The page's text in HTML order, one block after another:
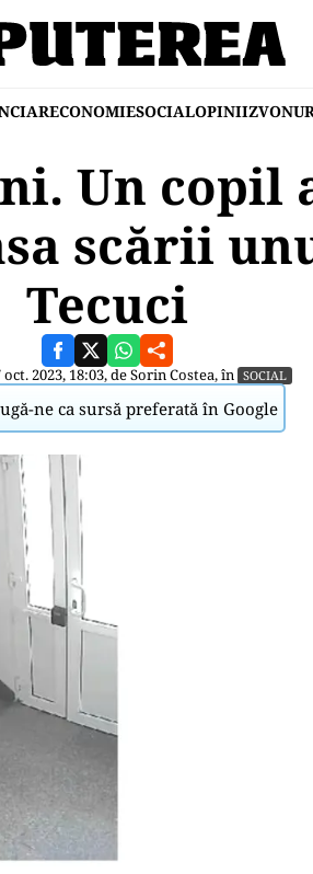
ECONOMIESOCIALOPINII
Un copil
scării
Tecuci
2023, 18:03, deSorin Costea, în SOCIAL
ne ca sursă preferată în Google